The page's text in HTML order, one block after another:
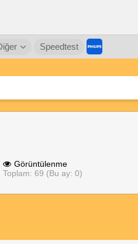
Speedtest
Görüntülenme
Toplam: 69 (Bu ay: 0)